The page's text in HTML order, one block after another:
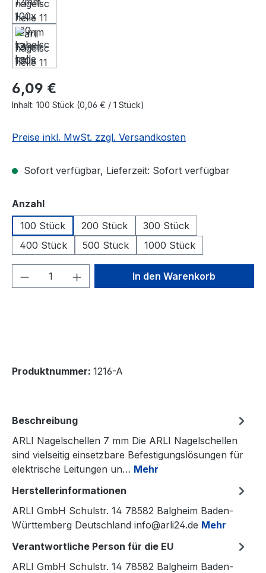
6,09 €
Inhalt: 100 Stück (0,06 € / 1 Stück)
Preise inkl. MwSt. zzgl. Versandkosten
Sofort verfügbar, Lieferzeit: Sofort verfügbar
Anzahlauswählen
100 Stück
200 Stück
300 Stück
400 Stück
500 Stück 1000 Stück
Produkt Anzahl: Gib denIn den Warenkorb
Produktnummer: 1216-A
Beschreibung
ARLI Nagelschellen 7 mm Die ARLI Nagelschellen
sind vielseitig einsetzbare Befestigungslösungen für
elektrische Leitungen un… Mehr
Herstellerinformationen
ARLI GmbH Schulstr. 14 78582 Balgheim Baden-
Württemberg Deutschland info@arli24.de Mehr
Verantwortliche Person für die EU
ARLI GmbH Schulstr. 14 78582 Balgheim Baden-